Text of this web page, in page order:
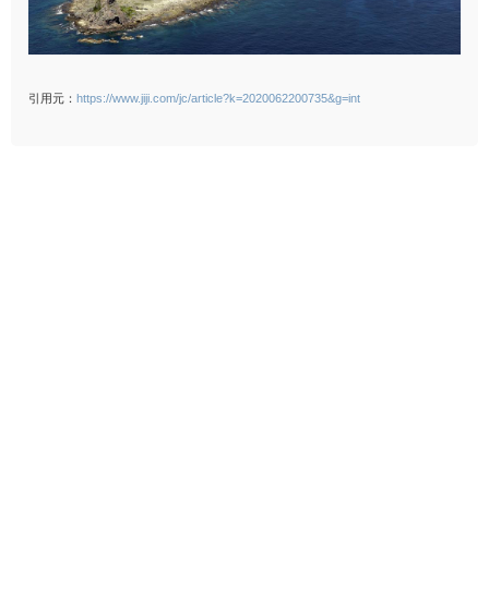
引用元： https://www.jiji.com/jc/article?k=2020062200735&g=int